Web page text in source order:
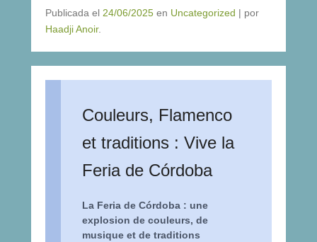
Publicada el 24/06/2025 en Uncategorized | por
Haadji Anoir.
Couleurs, Flamenco
et traditions : Vive la
Feria de Córdoba
La Feria de Córdoba : une
explosion de couleurs, de
musique et de traditions